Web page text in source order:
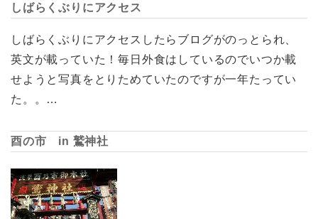
しばらくぶりにアクセス
しばらくぶりにアクセスしたらブログがのっとられ、
英文が載っていた！毎日外食はしているのでいつか載
せようと写真をとりためていたのですが一年たってい
た。。…
酉の市 in 鷲神社